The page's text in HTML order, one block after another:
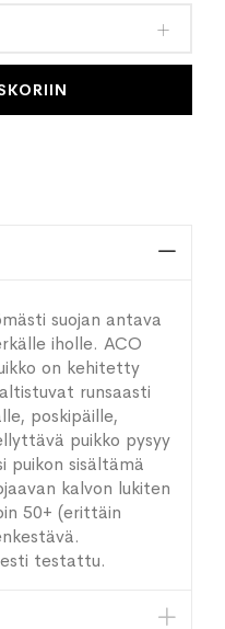
suojan antava
iholle. ACO
on kehitetty
runsaasti
poskipäille,
puikko pysyy
puikon sisältämä
kalvon lukiten
50+ (erittäin
testattu.